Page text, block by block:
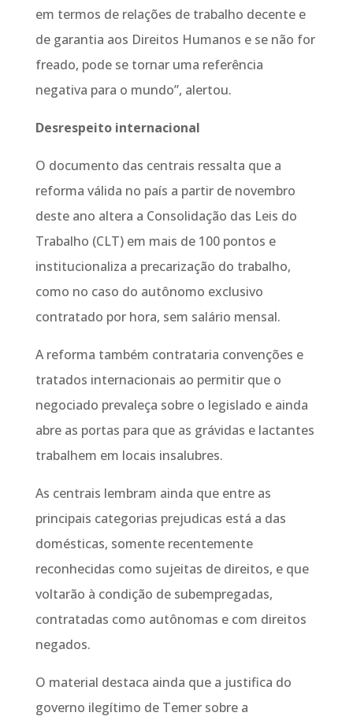
em termos de relações de trabalho decente e
de garantia aos Direitos Humanos e se não for
freado, pode se tornar uma referência
negativa para o mundo”, alertou.
Desrespeito internacional
O documento das centrais ressalta que a
reforma válida no país a partir de novembro
deste ano altera a Consolidação das Leis do
Trabalho (CLT) em mais de 100 pontos e
institucionaliza a precarização do trabalho,
como no caso do autônomo exclusivo
contratado por hora, sem salário mensal.
A reforma também contrataria convenções e
tratados internacionais ao permitir que o
negociado prevaleça sobre o legislado e ainda
abre as portas para que as grávidas e lactantes
trabalhem em locais insalubres.
As centrais lembram ainda que entre as
principais categorias prejudicas está a das
domésticas, somente recentemente
reconhecidas como sujeitas de direitos, e que
voltarão à condição de subempregadas,
contratadas como autônomas e com direitos
negados.
O material destaca ainda que a justifica do
governo ilegítimo de Temer sobre a